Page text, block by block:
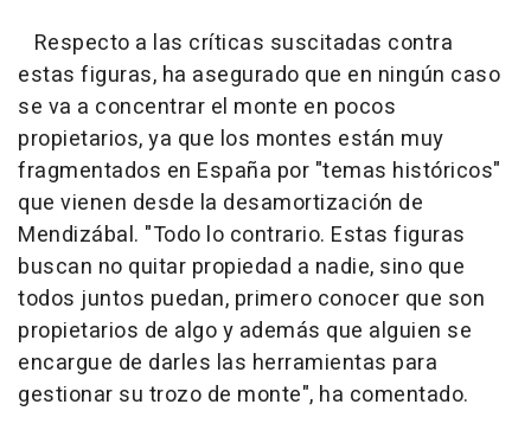
Respecto a las críticas suscitadas contra
estas figuras, ha asegurado que en ningún caso
se va a concentrar el monte en pocos
propietarios, ya que los montes están muy
fragmentados en España por "temas históricos"
que vienen desde la desamortización de
Mendizábal. "Todo lo contrario. Estas figuras
buscan no quitar propiedad a nadie, sino que
todos juntos puedan, primero conocer que son
propietarios de algo y además que alguien se
encargue de darles las herramientas para
gestionar su trozo de monte", ha comentado.